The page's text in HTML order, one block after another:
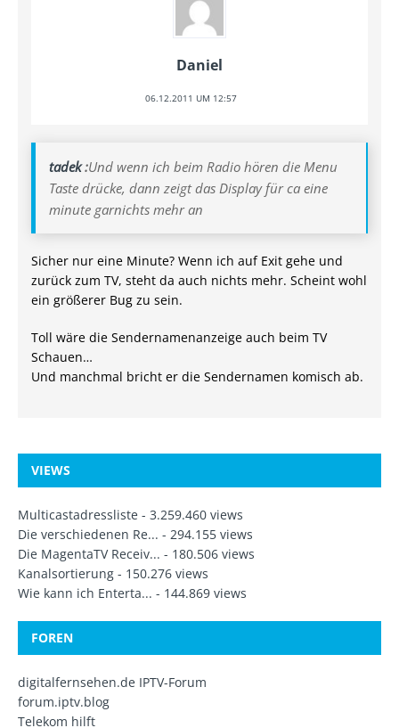
Daniel
06.12.2011 UM 12:57
tadek:Und wenn ich beim Radio hören die Menu
Taste drücke, dann zeigt das Display für ca eine
minute garnichts mehr an
Sicher nur eine Minute? Wenn ich auf Exit gehe und
zurück zum TV, steht da auch nichts mehr. Scheint wohl
ein größerer Bug zu sein.
Toll wäre die Sendernamenanzeige auch beim TV
Schauen…
Und manchmal bricht er die Sendernamen komisch ab.
VIEWS
Multicastadressliste - 3.259.460 views
Die verschiedenen Re... - 294.155 views
Die MagentaTV Receiv... - 180.506 views
Kanalsortierung - 150.276 views
Wie kann ich Enterta... - 144.869 views
FOREN
digitalfernsehen.de IPTV-Forum
forum.iptv.blog
Telekom hilft